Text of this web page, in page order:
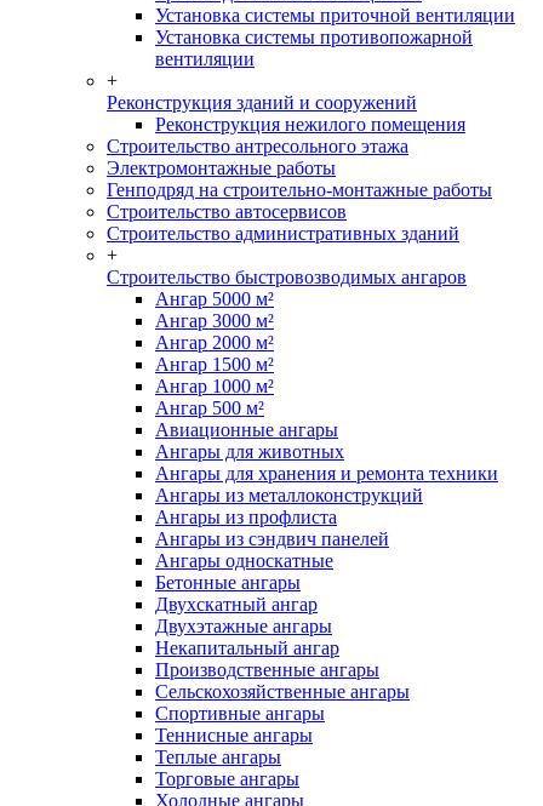
Установка системы приточной вентиляции
Установка системы противопожарной
вентиляции
+
Реконструкция зданий и сооружений
Реконструкция нежилого помещения
Строительство антресольного этажа
Электромонтажные работы
Генподряд на строительно-монтажные работы
Строительство автосервисов
Строительство административных зданий
+
Строительство быстровозводимых ангаров
Ангар 5000 м²
Ангар 3000 м²
Ангар 2000 м²
Ангар 1500 м²
Ангар 1000 м²
Ангар 500 м²
Авиационные ангары
Ангары для животных
Ангары для хранения и ремонта техники
Ангары из металлоконструкций
Ангары из профлиста
Ангары из сэндвич панелей
Ангары односкатные
Бетонные ангары
Двухскатный ангар
Двухэтажные ангары
Некапитальный ангар
Производственные ангары
Сельскохозяйственные ангары
Спортивные ангары
Теннисные ангары
Теплые ангары
Торговые ангары
Холодные ангары